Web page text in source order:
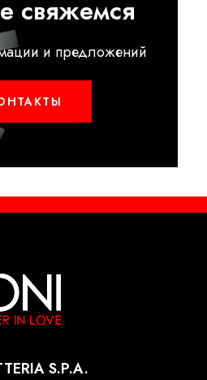
свяжемся
и предложений
S.P.A.